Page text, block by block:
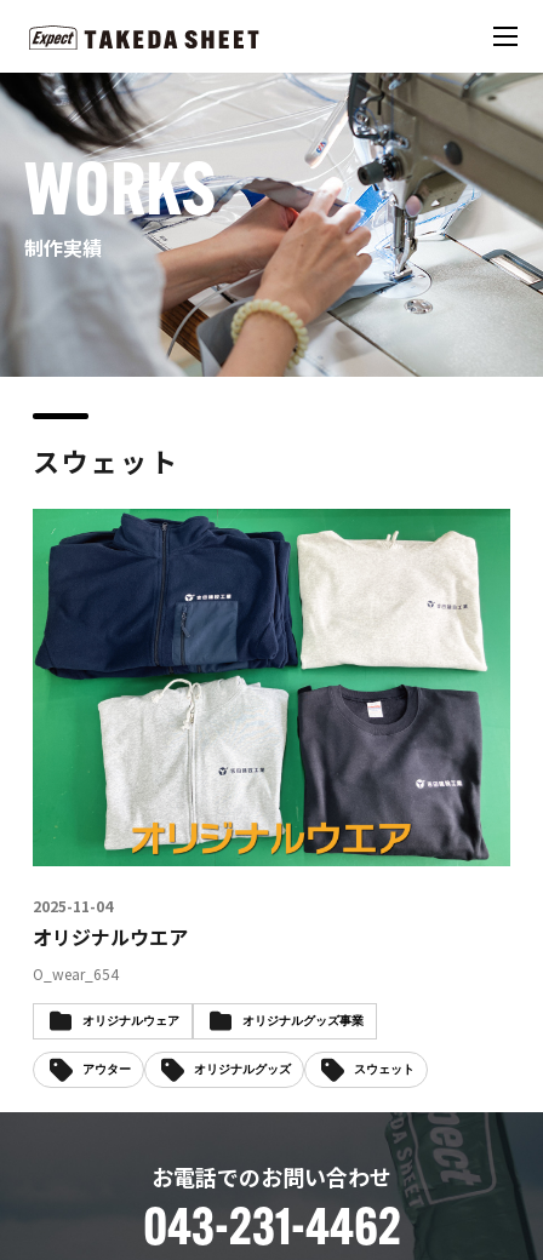
WORKS
制作実績
スウェット
2025-11-04
オリジナルウエア
O_wear_654
オリジナルウェア オリジナルグッズ事業
アウター オリジナルグッズ スウェット
お電話でのお問い合わせ
043-231-4462